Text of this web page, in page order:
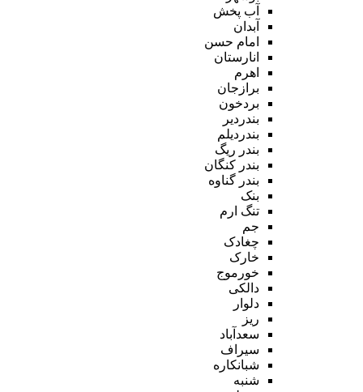
آب پخش
آبدان
امام حسن
انارستان
اهرم
برازجان
بردخون
بندردیر
بندردیلم
بندر ریگ
بندر کنگان
بندر گناوه
بنک
تنگ ارم
جم
چغادک
خارک
خورموج
دالکی
دلوار
ریز
سعدآباد
سیراف
شبانکاره
شنبه